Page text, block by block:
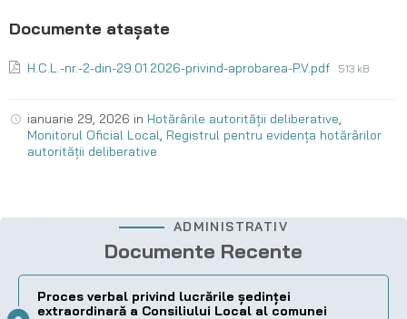
H.C.L.-nr.-2-din-29.01.2026-privind-aprobarea-P.V.pdf 513 kB
ianuarie 29, 2026 in Hotărârile autorității deliberative,
Monitorul Oficial Local, Registrul pentru evidența hotărârilor
autorității deliberative
ADMINISTRATIV
Documente Recente
Proces verbal privind lucrările ședinței
extraordinară a Consiliului Local al comunei